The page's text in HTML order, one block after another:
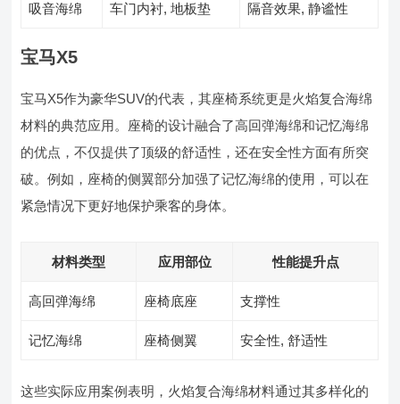
吸音海绵 车门内衬, 地板垫 隔音效果, 静谧性
宝马X5
宝马X5作为豪华SUV的代表，其座椅系统更是火焰复合海绵
材料的典范应用。座椅的设计融合了高回弹海绵和记忆海绵
的优点，不仅提供了顶级的舒适性，还在安全性方面有所突
破。例如，座椅的侧翼部分加强了记忆海绵的使用，可以在
紧急情况下更好地保护乘客的身体。
材料类型 应用部位 性能提升点
高回弹海绵 座椅底座 支撑性
记忆海绵 座椅侧翼 安全性, 舒适性
这些实际应用案例表明，火焰复合海绵材料通过其多样化的